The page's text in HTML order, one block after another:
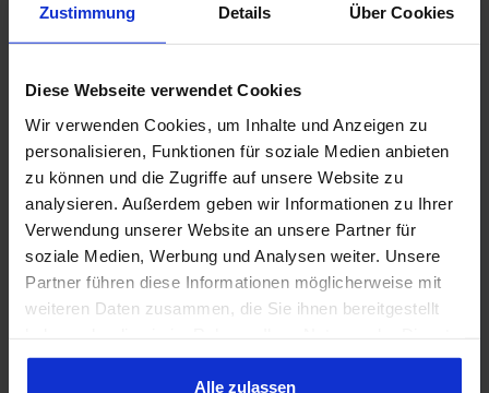
Zustimmung Details Über Cookies
Diese Webseite verwendet Cookies
Wir verwenden Cookies, um Inhalte und Anzeigen zu
personalisieren, Funktionen für soziale Medien anbieten
zu können und die Zugriffe auf unsere Website zu
analysieren. Außerdem geben wir Informationen zu Ihrer
Verwendung unserer Website an unsere Partner für
soziale Medien, Werbung und Analysen weiter. Unsere
Partner führen diese Informationen möglicherweise mit
weiteren Daten zusammen, die Sie ihnen bereitgestellt
gesammelt haben. Sie geben Einwilligung zu unseren
Cookies, wenn Sie unsere Webseite weiterhin nutzen.
Alle zulassen
Abonnieren Sie den kostenlosen Newsletter und verpassen
Sie keine Neuigkeit oder Aktion.
E-Mail-Adresse*
Datenschutz
Ich habe die Datenschutzbestimmungenzur Kenntnis
genommen und dieAGBgelesen und bin mit ihnen
einverstanden.*